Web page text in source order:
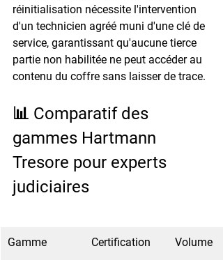
réinitialisation nécessite l'intervention
d'un technicien agréé muni d'une clé de
service, garantissant qu'aucune tierce
partie non habilitée ne peut accéder au
contenu du coffre sans laisser de trace.
📊 Comparatif des
gammes Hartmann
Tresore pour experts
judiciaires
Gamme Certification Volume